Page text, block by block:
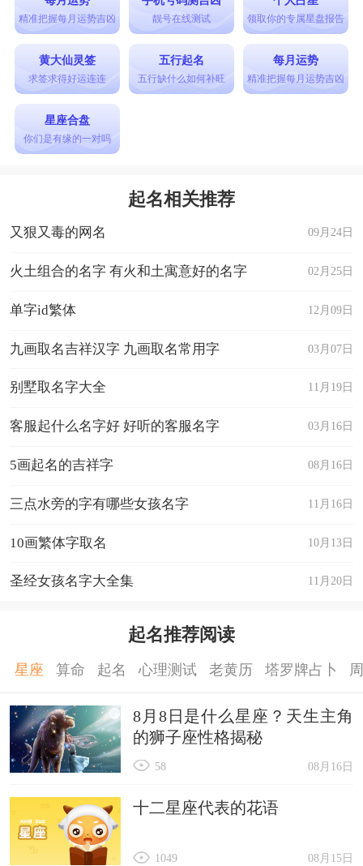
精准把握每月运势吉凶 靓号在线测试 领取你的专属星盘报告
黄大仙灵签
求签求得好运连连
五行起名
五行缺什么如何补旺
每月运势
精准把握每月运势吉凶
星座合盘
你们是有缘的一对吗
起名相关推荐
09月24日
又狠又毒的网名
02月25日
火土组合的名字 有火和土寓意好的名字
12月09日
单字id繁体
03月07日
九画取名吉祥汉字 九画取名常用字
11月19日
别墅取名字大全
03月16日
客服起什么名字好 好听的客服名字
08月16日
5画起名的吉祥字
11月16日
三点水旁的字有哪些女孩名字
10月13日
10画繁体字取名
11月20日
圣经女孩名字大全集
起名推荐阅读
星座 算命 起名 心理测试 老黄历 塔罗牌占卜
8月8日是什么星座？天生主角
的狮子座性格揭秘
08月16日
58
十二星座代表的花语
08月15日
1049